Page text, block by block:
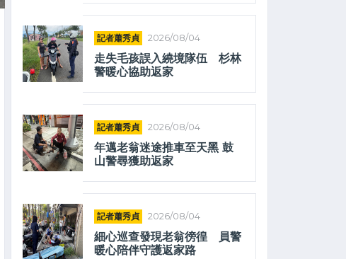
記者蕭秀貞 2026/08/04
走失毛孩誤入繞境隊伍 杉林
警暖心協助返家
記者蕭秀貞 2026/08/04
年邁老翁迷途推車至天黑 鼓
山警尋獲助返家
記者蕭秀貞 2026/08/04
細心巡查發現老翁徬徨 員警
暖心陪伴守護返家路